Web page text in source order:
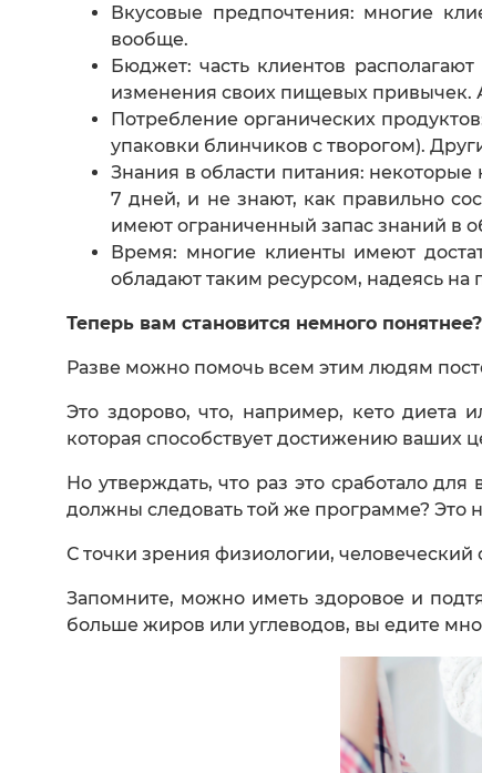
Вкусовые предпочтения: многие
вообще.
Бюджет: часть клиентов
изменения своих пищевых привычек.
Потребление органических
упаковки блинчиков с творогом).
Знания в области питания:
7 дней, и не знают, как правильно
имеют ограниченный запас знаний в
Время: многие клиенты имеют
обладают таким ресурсом, надеясь
Теперь вам становится немного понятнее?
Разве можно помочь всем этим людям
Это здорово, что, например, кето диета
которая способствует достижению ваших
Но утверждать, что раз это сработало
должны следовать той же программе? Это
С точки зрения физиологии,
Запомните, можно иметь здоровое и
больше жиров или углеводов, вы едите